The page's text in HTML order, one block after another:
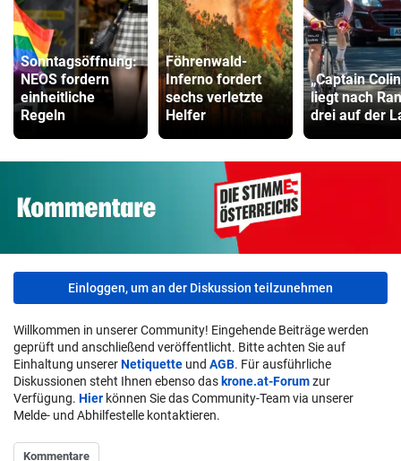
Sonntagsöffnung:
NEOS fordern
einheitliche
Regeln
Föhrenwald-
Inferno fordert
sechs verletzte
Helfer
„Captain
liegt nach
drei auf der
Einloggen, um an der Diskussion teilzunehmen
Willkommen in unserer Community! Eingehende Beiträge werden
geprüft und anschließend veröffentlicht. Bitte achten Sie auf
Einhaltung unsererNetiquette und AGB. Für ausführliche
Diskussionen steht Ihnen ebenso das krone.at-Forumzur
Verfügung. Hier können Sie das Community-Team via unserer
Melde- und Abhilfestelle kontaktieren.